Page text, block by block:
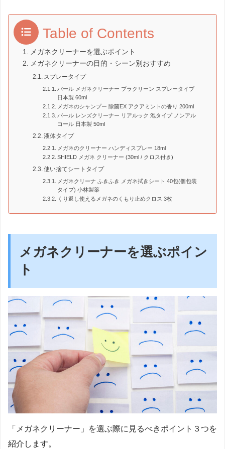
Table of Contents
メガネクリーナーを選ぶポイント
メガネクリーナーの目的・シーン別おすすめ
スプレータイプ
パール メガネクリーナー プラクリーン スプレータイプ
日本製 60ml
メガネのシャンプー 除菌EX アクアミントの香り 200ml
パール レンズクリーナー リアルック 泡タイプ ノンアル
コール 日本製 50ml
液体タイプ
メガネのクリーナー ハンディスプレー 18ml
SHIELD メガネ クリーナー (30ml / クロス付き)
使い捨てシートタイプ
メガネクリーナ ふきふき メガネ拭きシート 40包(個包装
タイプ) 小林製薬
くり返し使えるメガネのくもり止めクロス 3枚
メガネクリーナーを選ぶポイン
ト
「メガネクリーナー」を選ぶ際に見るべきポイント３つを
紹介します。